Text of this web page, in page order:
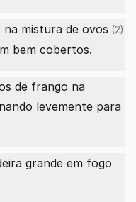
na mistura de ovos (2)
bem cobertos.
de frango na
levemente para
grande em fogo